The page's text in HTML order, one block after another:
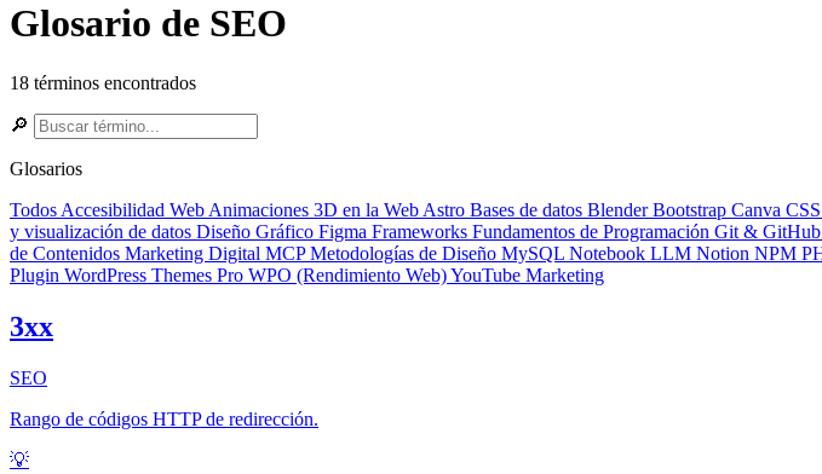
Glosario de SEO
18 términos encontrados
🔎
Glosarios
Todos Accesibilidad Web Animaciones 3D en la Web Astro Bases de datos BlenderBootstrap Canva CSS
y visualización de datos Diseño Gráfico Figma Frameworks Fundamentos de Programación Git & GitHub
de Contenidos Marketing Digital MCPMetodologías de Diseño MySQL Notebook LLM Notion NPM
Plugin WordPress Themes Pro WPO (Rendimiento Web)YouTube Marketing
3xx
SEO
Rango de códigos HTTP de redirección.
💡